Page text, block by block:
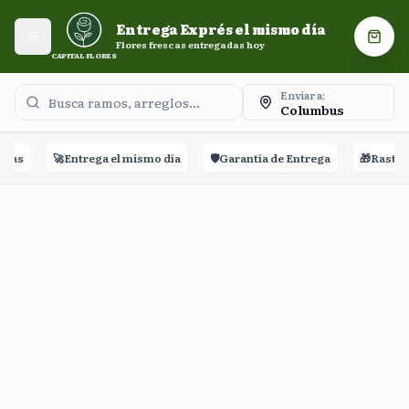
Entrega Exprés el mismo día. Flores frescas entregadas
Abrir menú
CAPITAL FLORES
Entrega Exprés el mismo día
Flores frescas entregadas hoy
Enviar a:
Columbus
🚀Entrega el mismo día 🛡️Garantía de Entrega 🎁